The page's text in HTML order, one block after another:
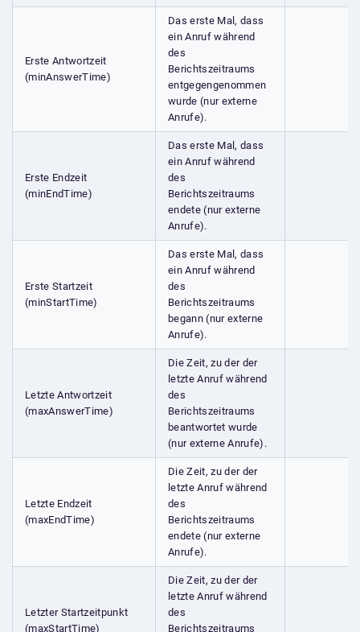
Erste Antwortzeit
(minAnswerTime)
Das erste Mal, dass
ein Anruf während
des
Berichtszeitraums
entgegengenommen
wurde (nur externe
Anrufe).
Erste Endzeit
(minEndTime)
Das erste Mal, dass
ein Anruf während
des
Berichtszeitraums
endete (nur externe
Anrufe).
Erste Startzeit
(minStartTime)
Das erste Mal, dass
ein Anruf während
des
Berichtszeitraums
begann (nur externe
Anrufe).
Letzte Antwortzeit
(maxAnswerTime)
Die Zeit, zu der der
letzte Anruf während
des
Berichtszeitraums
beantwortet wurde
(nur externe Anrufe).
Letzte Endzeit
(maxEndTime)
Die Zeit, zu der der
letzte Anruf während
des
Berichtszeitraums
endete (nur externe
Anrufe).
Letzter Startzeitpunkt
(maxStartTime)
Die Zeit, zu der der
letzte Anruf während
des
Berichtszeitraums